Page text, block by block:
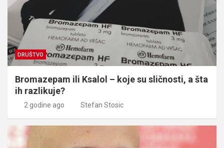
DRUŠTVO
Bromazepam ili Ksalol – koje su sličnosti, a šta
ih razlikuje?
2 godine ago Stefan Stosic